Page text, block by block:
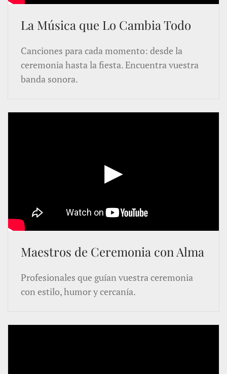
La Música que Lo Cambia Todo
Canciones para cada momento: desde la
ceremonia hasta la fiesta. Encuentra vuestra
banda sonora.
Maestros de Ceremonia con Alma
Profesionales que guían vuestra ceremonia
con estilo, humor y cercanía.